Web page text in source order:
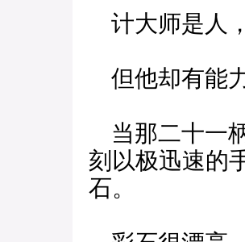
计大师是人
但他却有能
当那二十一
刻以极迅速的
石。